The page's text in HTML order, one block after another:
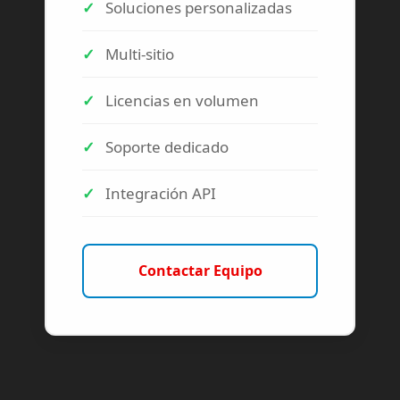
Soluciones personalizadas
Multi-sitio
Licencias en volumen
Soporte dedicado
Integración API
Contactar Equipo